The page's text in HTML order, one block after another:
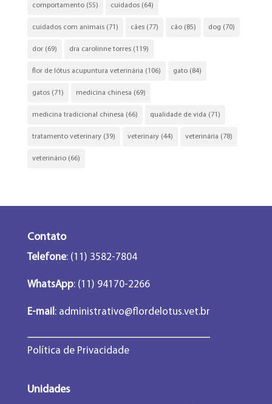
comportamento(55) cuidados(64)
cuidados com animais(71) cães(77) cão(85) dog (70)
dor(69) dra carolinne torres(119)
flor de lótus acupuntura veterinária (106) gato(84)
gatos(71) medicina chinesa (69)
medicina tradicional chinesa (66) qualidade de vida (71)
tratamento veterinary(39) veterinary(44) veterinária (78)
veterinário(66)
Contato
Telefone: (11) 3582-7804
WhatsApp: (11) 94170-2266
E-mail :administrativo@flordelotus.vet.br
Política de Privacidade
Unidades